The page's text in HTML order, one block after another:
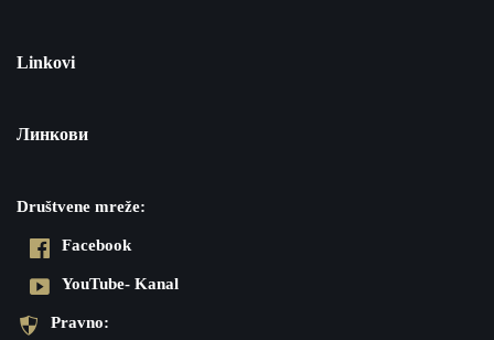
Linkovi
Линкови
Društvene mreže:
Facebook
YouTube- Kanal
Pravno: